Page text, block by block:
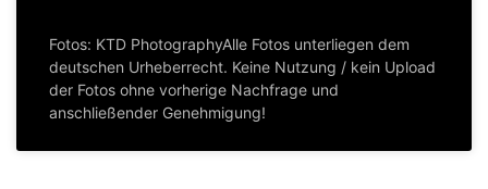
Fotos: KTD PhotographyAlle Fotos unterliegen dem
deutschen Urheberrecht. Keine Nutzung / kein Upload
der Fotos ohne vorherige Nachfrage und
anschließender Genehmigung!